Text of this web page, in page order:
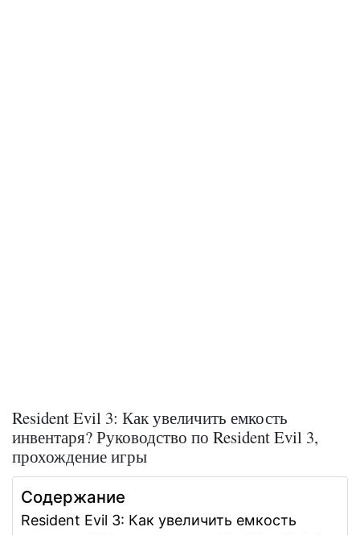
Resident Evil 3: Как увеличить емкость
инвентаря? Руководство по Resident Evil 3,
прохождение игры
Содержание
Resident Evil 3: Как увеличить емкость